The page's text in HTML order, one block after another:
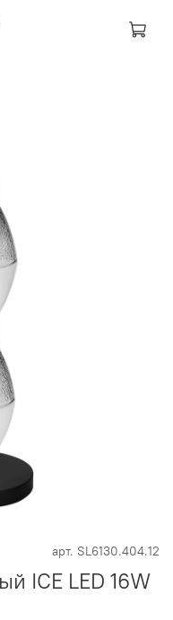
арт. SL6130.404.12
ICE LED 16W